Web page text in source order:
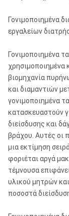
Γονιμοποιημένα
εργαλείων
Γονιμοποιημένα
χρησιμοποιημένα
βιομηχανία
και διαμαντιών
γονιμοποιημένα
κατασκευαστούν
διείσδυσης και
βράχου. Αυτές οι
μια εκτίμηση
φοριέται αργά
τέμνουσα
υλικού μητρών
ποσοστά